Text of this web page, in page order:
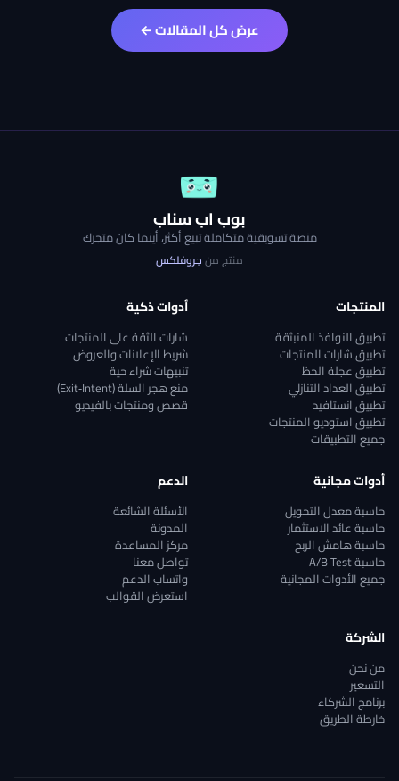
عرض كل المقالات ←
بوب اب سناب
منصة تسويقية متكاملة تبيع أكثر، أينما كان متجرك
منتج منجروفلكس
المنتجات
تطبيق النوافذ المنبثقة
تطبيق شارات المنتجات
تطبيق عجلة الحظ
تطبيق العداد التنازلي
تطبيق انستافيد
تطبيق استوديو المنتجات
جميع التطبيقات
أدوات ذكية
شارات الثقة على المنتجات
شريط الإعلانات والعروض
تنبيهات شراء حية
منع هجر السلة (Exit‑Intent)
قصص ومنتجات بالفيديو
أدوات مجانية
حاسبة معدل التحويل
حاسبة عائد الاستثمار
حاسبة هامش الربح
حاسبة A/B Test
جميع الأدوات المجانية
الدعم
الأسئلة الشائعة
المدونة
مركز المساعدة
تواصل معنا
واتساب الدعم
استعرض القوالب
الشركة
من نحن
التسعير
برنامج الشركاء
خارطة الطريق